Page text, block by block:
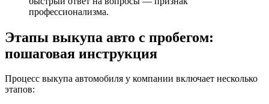
профессионализма.
Этапы выкупа авто с пробегом:
пошаговая инструкция
Процесс выкупа автомобиля у компании включает несколько
этапов: